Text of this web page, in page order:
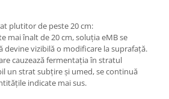
plutitor de peste 20 cm:
mai înalt de 20 cm, soluția eMB se
devine vizibilă o modificare la suprafață.
cauzează fermentația în stratul
un strat subțire și umed, se continuă
indicate mai sus.